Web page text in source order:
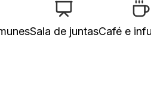
Sala de juntasCafé e